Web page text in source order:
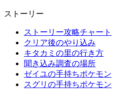
ストーリー
ストーリー攻略チャート
クリア後のやり込み
キタカミの里の行き方
聞き込み調査の場所
ゼイユの手持ちポケモン
スグリの手持ちポケモン